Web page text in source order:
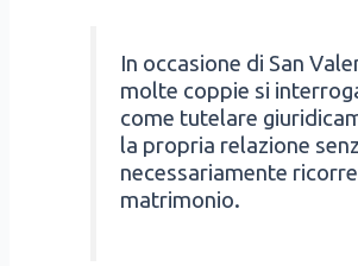
In occa­sio­ne di San
mol­te cop­pie si
come tute­la­re
la pro­pria rela­zio­ne
neces­sa­ria­men­te
matri­mo­nio.